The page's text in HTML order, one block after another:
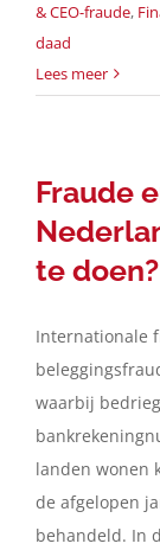
& CEO-fraude,
daad
Lees meer
Fraude
te doen?
Internationale
waarbij
landen wonen
de afgelopen
behandeld. In